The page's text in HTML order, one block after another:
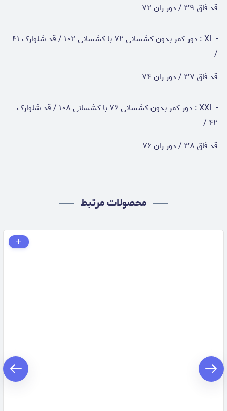
قد فاق ۳۹ / دور ران ۷۲
- XL : دور کمر بدون کشسانی ۷۲ با کشسانی ۱۰۲ / قد شلوارک ۴۱
/
قد فاق ۳۷ / دور ران ۷۴
- XXL : دور کمر بدون کشسانی ۷۶ با کشسانی ۱۰۸ / قد شلوارک
۴۲ /
قد فاق ۳۸ / دور ران ۷۶
محصولات مرتبط